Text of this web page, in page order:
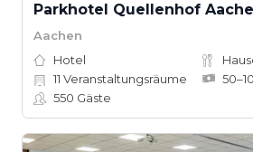
Parkhotel Quellenhof
Aachen
Hotel
11 Veranstaltungsräume
550 Gäste